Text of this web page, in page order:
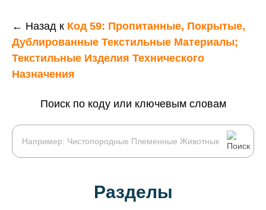
← Назад к Код 59: Пропитанные, Покрытые,
Дублированные Текстильные Материалы;
Текстильные Изделия Технического
Назначения
Поиск по коду или ключевым словам
Разделы